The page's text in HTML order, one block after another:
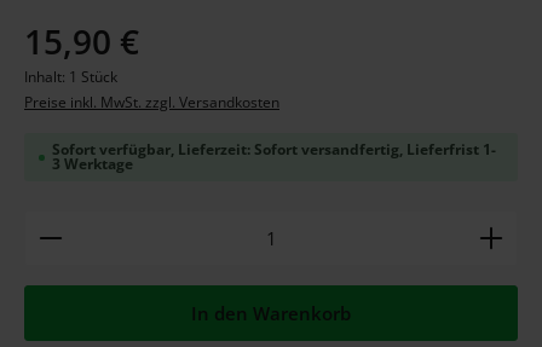
Regulärer Preis:
15,90 €
Inhalt: 1 Stück
Preise inkl. MwSt. zzgl. Versandkosten
Sofort verfügbar, Lieferzeit: Sofort versandfertig, Lieferfrist 1-
3 Werktage
Produkt Anzahl: Gib den gewünschten Wert ein
In den Warenkorb